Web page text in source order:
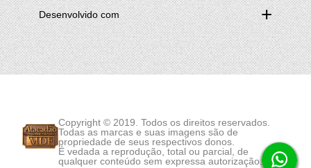
Desenvolvido com
Copyright © 2019. Todos os direitos reservados.
Todas as marcas e suas imagens são de
propriedade de seus respectivos donos.
É vedada a reprodução, total ou parcial, de
qualquer conteúdo sem expressa autorização.